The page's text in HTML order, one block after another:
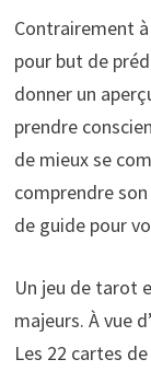
Contrairement
pour but de
donner un
prendre
de mieux se
comprendre
de guide pour
Un jeu de tarot
majeurs. À vue
Les 22 cartes